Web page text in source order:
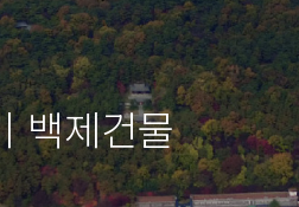
백제건물